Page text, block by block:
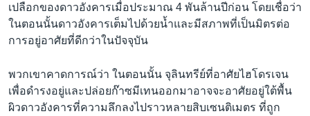
เปลือกของดาวอังคารเมื่อประมาณ 4 พันล้านปีก่อน โดยเชื่อว่า
ในตอนนั้นดาวอังคารเต็มไปด้วยน้ำและมีสภาพที่เป็นมิตรต่อ
การอยู่อาศัยที่ดีกว่าในปัจจุบัน
พวกเขาคาดการณ์ว่า ในตอนนั้น จุลินทรีย์ที่อาศัยไฮโดรเจน
เพื่อดำรงอยู่และปล่อยก๊าซมีเทนออกมาอาจจะอาศัยอยู่ใต้พื้น
ผิวดาวอังคารที่ความลึกลงไปราวหลายสิบเซนติเมตร ที่ถูก